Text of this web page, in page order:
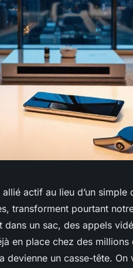
actif au lieu d’un simple
transforment pourtant
dans un sac, des appels
en place chez des
devienne un casse-tête.